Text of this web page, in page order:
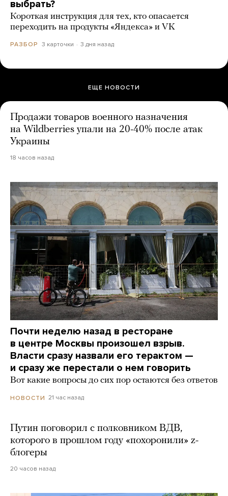
выбрать?
Короткая инструкция для тех, кто опасается
переходить на продукты «Яндекса» и VK
РАЗБОР 3 карточки 3 дня назад
ЕЩЕ НОВОСТИ
Продажи товаров военного назначения
на Wildberries упали на 20-40% после атак
Украины
18 часов назад
Почти неделю назад в ресторане
в центре Москвы произошел взрыв.
Власти сразу назвали его терактом —
и сразу же перестали о нем говорить
Вот какие вопросы до сих пор остаются без ответов
НОВОСТИ 21 час назад
Путин поговорил с полковником ВДВ,
которого в прошлом году «похоронили» z-
блогеры
20 часов назад